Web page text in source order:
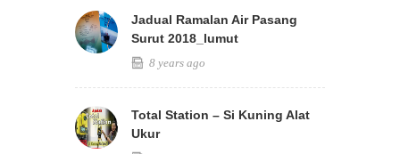
Jadual Ramalan Air Pasang
Surut 2018_lumut
8 years ago
Total Station – Si Kuning Alat
Ukur